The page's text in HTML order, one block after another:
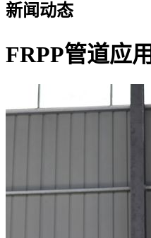
新闻动态
FRPP管道应用